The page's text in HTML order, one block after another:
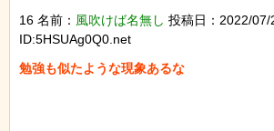
16 名前： 風吹けば名無し 投稿日：2022/
ID:5HSUAg0Q0.net
勉強も似たような現象あるな